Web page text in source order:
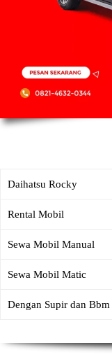
Daihatsu Rocky
Rental Mobil
Sewa Mobil Manual
Sewa Mobil Matic
Dengan Supir dan Bbm